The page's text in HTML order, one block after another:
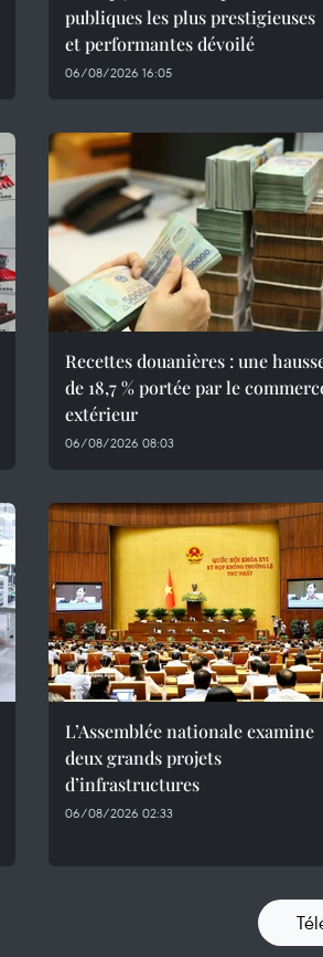
publiques les plus prestigieuses
et performantes dévoilé
06/08/2026 16:05
Recettes douanières : une
de 18,7 % portée par le
extérieur
06/08/2026 08:03
L’Assemblée nationale examine
deux grands projets
d’infrastructures
06/08/2026 02:33